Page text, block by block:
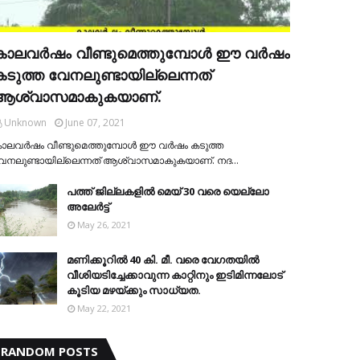
വീണ്ടുമെത്തുമ്പോള്‍ ഈ വര്‍ഷം
വേനലുണ്ടായില്ലെന്നത്
Unknown
June 07, 2021
വീണ്ടുമെത്തുമ്പോള്‍ ഈ വര്‍ഷം കടുത്ത
ആശ്വാസമാകുകയാണ്. നദ…
പത്ത് ജില്ലകളില്‍ മെയ് 30 വരെ യെല്ലോ
അലേര്‍ട്ട്
May 26, 2021
മണിക്കൂറിൽ 40 കി. മീ. വരെ വേഗതയിൽ
വീശിയടിച്ചേക്കാവുന്ന കാറ്റിനും ഇടിമിന്നലോട്
കൂടിയ മഴയ്ക്കും സാധ്യത.
May 22, 2021
RANDOM POSTS